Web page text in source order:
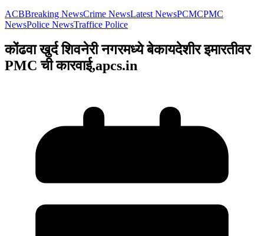
ACBBreaking NewsCrime NewsLatest NewsPCMCPMC
NewsPolice NewsTraffice Police
कोंढवा खुर्द शिवनेरी नगरमध्ये बेकायदेशीर इमारतीवर
PMC ची कारवाई,apcs.in